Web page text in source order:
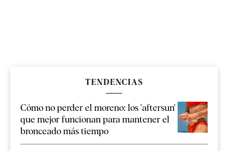
TENDENCIAS
Cómo no perder el moreno: los 'aftersun'
que mejor funcionan para mantener el
bronceado más tiempo